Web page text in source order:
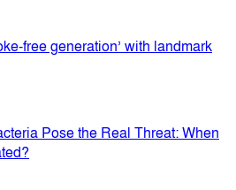
free generation’ with landmark
Pose the Real Threat: When